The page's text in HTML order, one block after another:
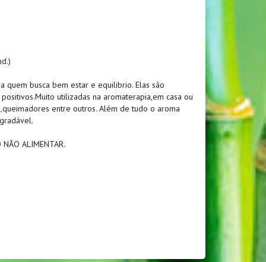
quem busca bem estar e equilibrio. Elas são
utilizadas na aromaterapia,em casa ou
entre outros. Além de tudo o aroma
NÃO ALIMENTAR.